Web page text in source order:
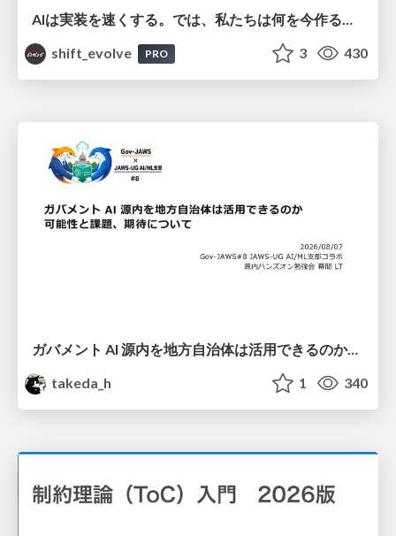
AIは実装を速くする。では、私たちは何を今作るべきか？－立場を越えてリリースに向き合ったチーム開発の実践 / 20260801 Hiromi Nakaya and Naoki Takahashi
shift_evolve
PRO 3 430
ガバメント AI 源内を地方自治体は活用できるのか 可能性と課題、期待について
takeda_h
1 340